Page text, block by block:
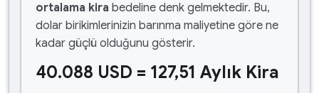
ortalama kira bedeline denk gelmektedir. Bu,
dolar birikimlerinizin barınma maliyetine göre ne
kadar güçlü olduğunu gösterir.
40.088 USD = 127,51 Aylık Kira